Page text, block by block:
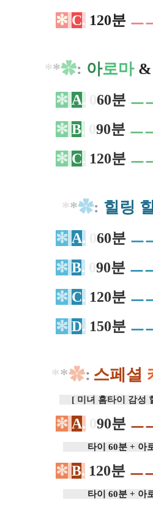
✻ C. 120분 ㅡ
**✿: 아로마&
✻ A. 60분 ㅡ
✻ B. 90분 ㅡ
✻ C. 120분 ㅡ
**✿: 힐링
✻ A. 60분 ㅡ
✻ B. 90분 ㅡ
✻ C. 120분 ㅡ
✻ D. 150분 ㅡ
**✿: 스페셜
[ 미녀 홈타이 감성
✻ A. 90분 ㅡ
타이 60분 +
✻ B. 120분 ㅡ
타이 60분 +